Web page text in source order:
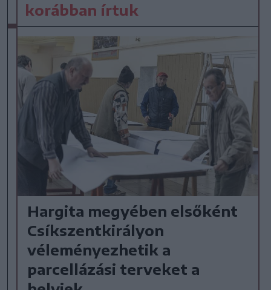
korábban írtuk
Hargita megyében elsőként
Csíkszentkirályon
véleményezhetik a
parcellázási terveket a